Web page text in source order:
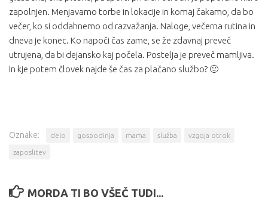
zapolnjen. Menjavamo torbe in lokacije in komaj čakamo, da bo
večer, ko si oddahnemo od razvažanja. Naloge, večerna rutina in
dneva je konec. Ko napoči čas zame, se že zdavnaj preveč
utrujena, da bi dejansko kaj počela. Postelja je preveč mamljiva.
In kje potem človek najde še čas za plačano službo? 🙂
Oznake: delo gospodinja mama služba vzgoja otrok
zaposlitev
MORDA TI BO VŠEČ TUDI...